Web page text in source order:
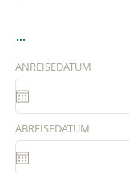
...
ANREISEDATUM
ABREISEDATUM